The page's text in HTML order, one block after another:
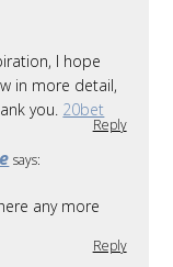
I hope
in more detail,
you. 20bet
Reply
says:
any more
Reply